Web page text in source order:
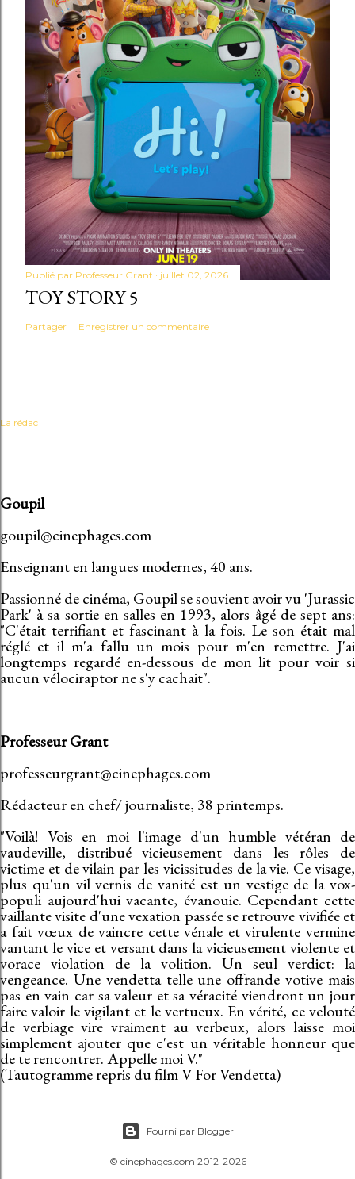
Publié par Professeur Grant juillet 02, 2026
TOY STORY 5
Partager Enregistrer un commentaire
La rédac
Goupil
goupil@cinephages.com
Enseignant en langues modernes, 40 ans.
Passionné de cinéma, Goupil se souvient avoir vu 'Jurassic
Park' à sa sortie en salles en 1993, alors âgé de sept ans:
"C'était terrifiant et fascinant à la fois. Le son était mal
réglé et il m'a fallu un mois pour m'en remettre. J'ai
longtemps regardé en-dessous de mon lit pour voir si
aucun vélociraptor ne s'y cachait".
Professeur Grant
professeurgrant@cinephages.com
Rédacteur en chef/ journaliste, 38 printemps.
"Voilà! Vois en moi l'image d'un humble vétéran de
vaudeville, distribué vicieusement dans les rôles de
victime et de vilain par les vicissitudes de la vie. Ce visage,
plus qu'un vil vernis de vanité est un vestige de la vox-
populi aujourd'hui vacante, évanouie. Cependant cette
vaillante visite d'une vexation passée se retrouve vivifiée et
a fait vœux de vaincre cette vénale et virulente vermine
vantant le vice et versant dans la vicieusement violente et
vorace violation de la volition. Un seul verdict: la
vengeance. Une vendetta telle une offrande votive mais
pas en vain car sa valeur et sa véracité viendront un jour
faire valoir le vigilant et le vertueux. En vérité, ce velouté
de verbiage vire vraiment au verbeux, alors laisse moi
simplement ajouter que c'est un véritable honneur que
de te rencontrer. Appelle moi V."
(Tautogramme repris du film V For Vendetta)
Fourni par Blogger
© cinephages.com 2012-2026